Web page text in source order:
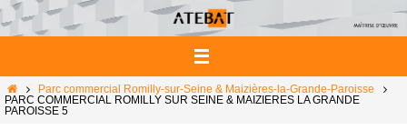
Passer
vers
le
HomeParc commercial Romilly-sur-Seine & Maizières-la-Grande-Paroisse
PARC COMMERCIAL ROMILLY SUR SEINE & MAIZIERES LA GRANDE
PAROISSE 5